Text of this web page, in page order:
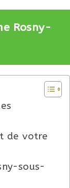
Rosny-
de votre
sous-